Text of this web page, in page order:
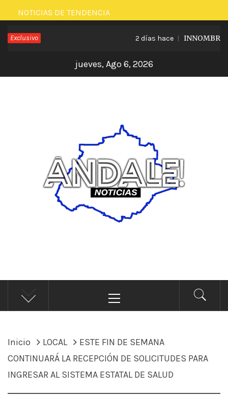
Saltar
al
contenido
NOTICIAS DE TENDENCIA
Exclusivo 2 días hace
jueves, Ago 6, 2026
ÁNDALE NOTICIAS
Noticias
principal
Inicio LOCAL
ESTE FIN DE SEMANA
CONTINUARÁ LA RECEPCIÓN DE SOLICITUDES PARA
INGRESAR AL SISTEMA ESTATAL DE SALUD